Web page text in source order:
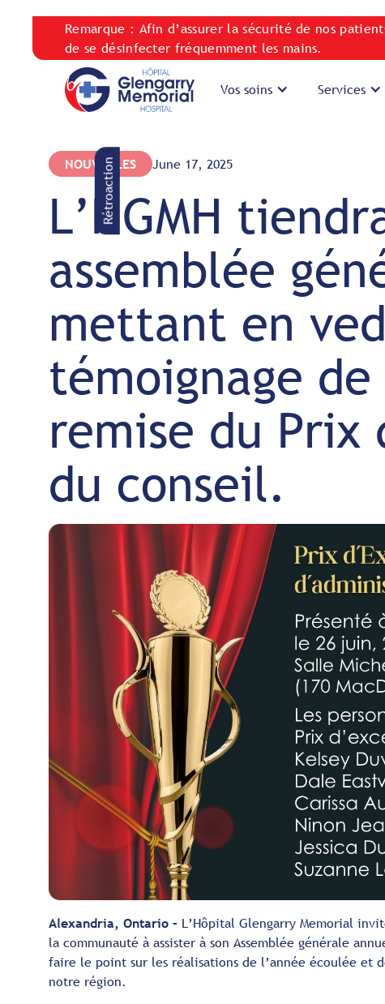
Remarque : Afin d’assurer la sécurité de nos
de se désinfecter fréquemment les mains.
Vos soins Services
Rétroaction
NOUVELLES June 17, 2025
L’HGMH
assemblée
mettant en
témoignage
remise du Prix
du conseil.
Alexandria, Ontario – L’Hôpital Glengarry Memorial
la communauté à assister à son Assemblée générale
faire le point sur les réalisations de l’année écoulée et
notre région.